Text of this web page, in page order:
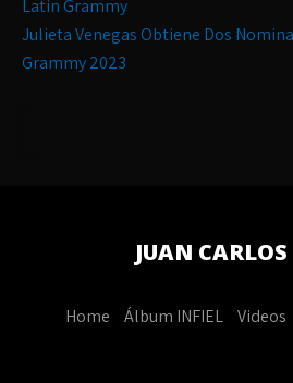
navigation
Latin Grammy
Julieta Venegas Obtiene Dos
Grammy 2023
JUAN CARLOS
Home Álbum INFIEL Videos